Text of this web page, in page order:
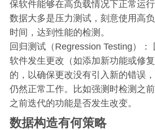
保软件能够在高负载情况下正常运
数据大多是压力测试，刻意使用高
时间，达到性能的检测。
回归测试（Regression Testing）：
软件发生更改（如添加新功能或修
的，以确保更改没有引入新的错误
仍然正常工作。比如强测时检测之
之前迭代的功能是否发生改变。
数据构造有何策略